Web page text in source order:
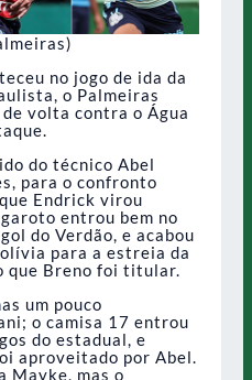
no jogo de ida da
o Palmeiras
volta contra o Água
do técnico Abel
para o confronto
Endrick virou
entrou bem no
do Verdão, e acabou
para a estreia da
que Breno foi titular.
um pouco
o camisa 17 entrou
do estadual, e
aproveitado por Abel.
Mayke, mas o